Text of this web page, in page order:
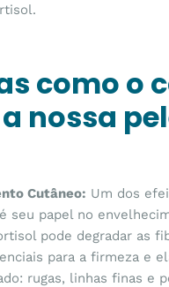
como o
nossa
Cutâneo: Um dos
seu papel no
pode degradar as
para a firmeza e
rugas, linhas finas e